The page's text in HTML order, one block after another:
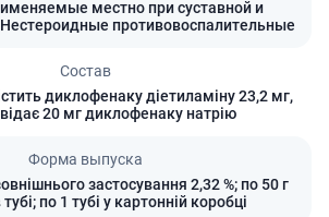
местно при суставной и
противовоспалительные
Состав
диклофенаку діетиламіну 23,2 мг,
20 мг диклофенаку натрію
Форма выпуска
застосування 2,32 %; по 50 г
по 1 тубі у картонній коробці